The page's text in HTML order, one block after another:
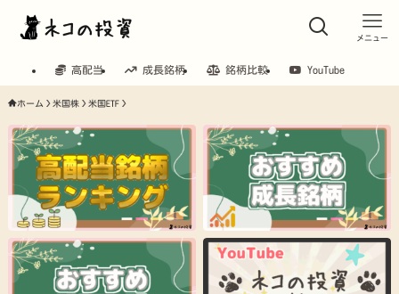
メニュー
高配当 成長銘柄 銘柄比較 YouTube
ホーム 米国株 米国ETF